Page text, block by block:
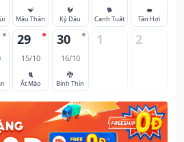
🐒
Mậu Thân
🐓
Kỷ Dậu
🐕
Canh Tuất
🐖
Tân Hợi
29
15/10
🐈
Ất Mão
30
16/10
🐉
Bính Thìn
1 2